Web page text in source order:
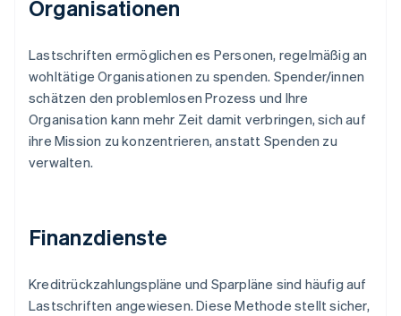
Organisationen
Lastschriften ermöglichen es Personen, regelmäßig an
wohltätige Organisationen zu spenden. Spender/innen
schätzen den problemlosen Prozess und Ihre
Organisation kann mehr Zeit damit verbringen, sich auf
ihre Mission zu konzentrieren, anstatt Spenden zu
verwalten.
Finanzdienste
Kreditrückzahlungspläne und Sparpläne sind häufig auf
Lastschriften angewiesen. Diese Methode stellt sicher,